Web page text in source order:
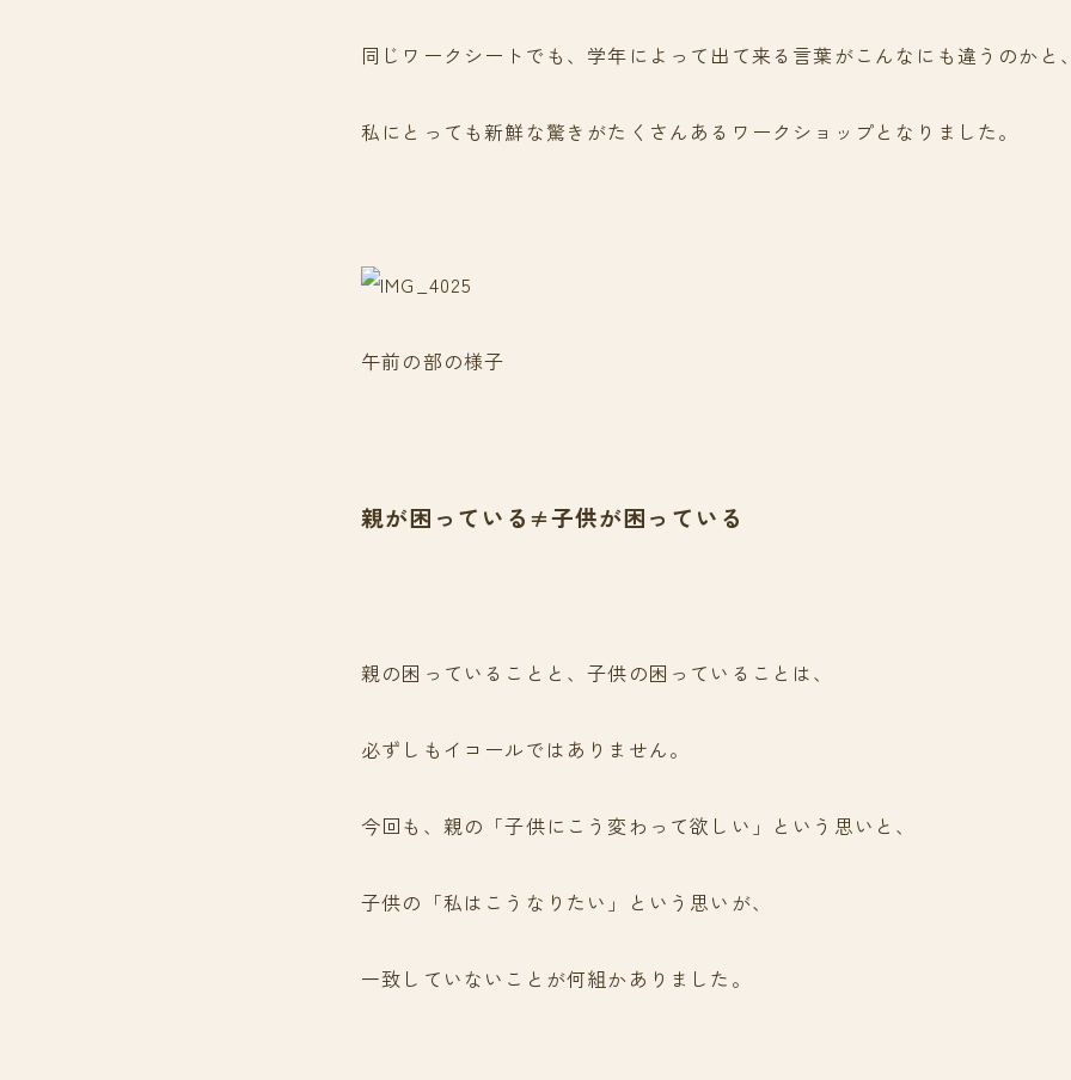
同じワークシートでも、学年によって出て来る言葉がこんなにも違うのかと、
私にとっても新鮮な驚きがたくさんあるワークショップとなりました。
午前の部の様子
親が困っている≠子供が困っている
親の困っていることと、子供の困っていることは、
必ずしもイコールではありません。
今回も、親の「子供にこう変わって欲しい」という思いと、
子供の「私はこうなりたい」という思いが、
一致していないことが何組かありました。